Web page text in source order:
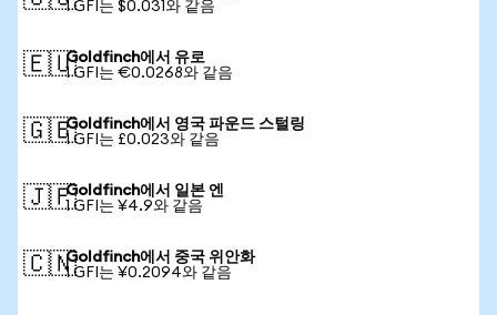
1 GFI는 $0.031와 같음
🇪🇺Goldfinch에서 유로
1 GFI는 €0.0268와 같음
🇬🇧Goldfinch에서 영국 파운드 스털링
1 GFI는 £0.023와 같음
🇯🇵Goldfinch에서 일본 엔
1 GFI는 ¥4.9와 같음
🇨🇳Goldfinch에서 중국 위안화
1 GFI는 ¥0.2094와 같음